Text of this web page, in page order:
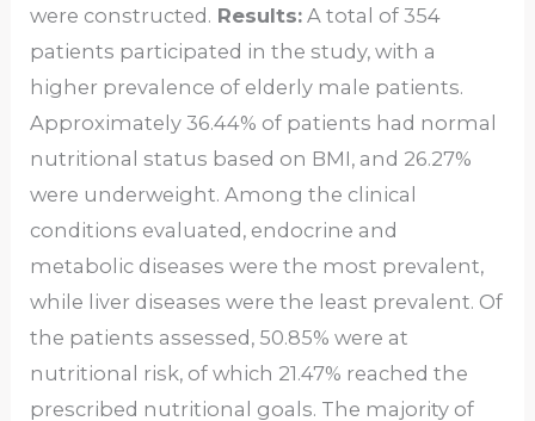
were constructed. Results: A total of 354
patients participated in the study, with a
higher prevalence of elderly male patients.
Approximately 36.44% of patients had normal
nutritional status based on BMI, and 26.27%
were underweight. Among the clinical
conditions evaluated, endocrine and
metabolic diseases were the most prevalent,
while liver diseases were the least prevalent. Of
the patients assessed, 50.85% were at
nutritional risk, of which 21.47% reached the
prescribed nutritional goals. The majority of